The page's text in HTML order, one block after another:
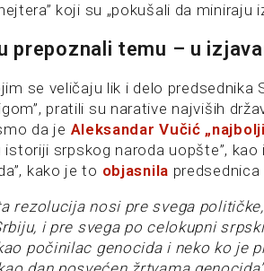
koji su „pokušali da miniraju
prepoznali temu – u
se veličaju lik i delo predsednika
pratili su narative najviših
da je Aleksandar Vučić
istoriji srpskog naroda uopšte”,
kako je to objasnila
rezolucija nosi pre svega
i pre svega po celokupni
počinilac genocida i neko ko je